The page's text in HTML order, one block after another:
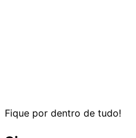
Fique por dentro de tudo!